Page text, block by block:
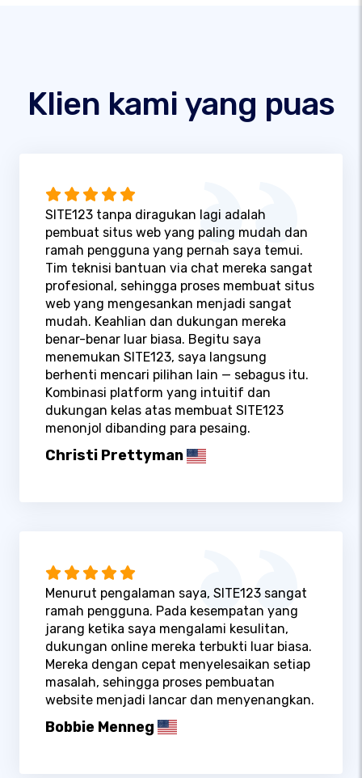
Klien kami yang puas
SITE123 tanpa diragukan lagi adalah
pembuat situs web yang paling mudah dan
ramah pengguna yang pernah saya temui.
Tim teknisi bantuan via chat mereka sangat
profesional, sehingga proses membuat situs
web yang mengesankan menjadi sangat
mudah. Keahlian dan dukungan mereka
benar-benar luar biasa. Begitu saya
menemukan SITE123, saya langsung
berhenti mencari pilihan lain — sebagus itu.
Kombinasi platform yang intuitif dan
dukungan kelas atas membuat SITE123
menonjol dibanding para pesaing.
Christi Prettyman
Menurut pengalaman saya, SITE123 sangat
ramah pengguna. Pada kesempatan yang
jarang ketika saya mengalami kesulitan,
dukungan online mereka terbukti luar biasa.
Mereka dengan cepat menyelesaikan setiap
masalah, sehingga proses pembuatan
website menjadi lancar dan menyenangkan.
Bobbie Menneg